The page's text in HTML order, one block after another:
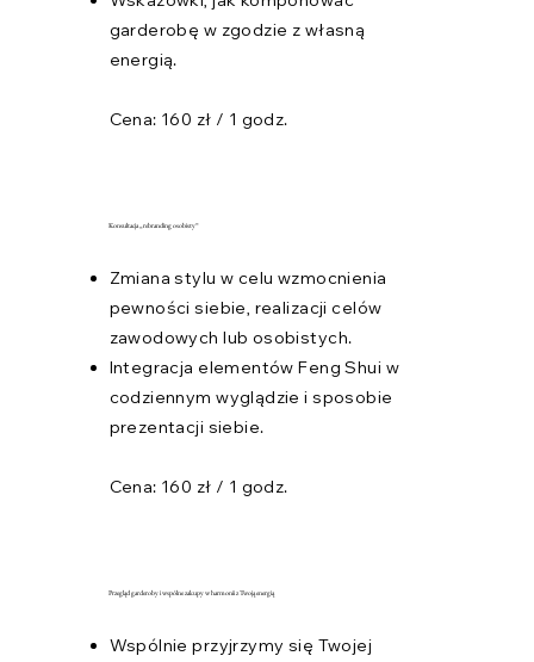
garderobę w zgodzie z własną
energią.
Cena: 160 zł / 1 godz.
Konsultacja „rebranding osobisty”
Zmiana stylu w celu wzmocnienia
pewności siebie, realizacji celów
zawodowych lub osobistych.
Integracja elementów Feng Shui w
codziennym wyglądzie i sposobie
prezentacji siebie.
Cena: 160 zł / 1 godz.
Przegląd garderoby i wspólne zakupy w harmonii z Twoją energią
Wspólnie przyjrzymy się Twojej